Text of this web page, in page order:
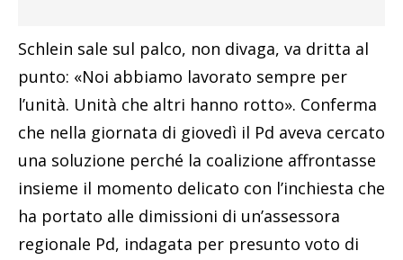
Schlein sale sul palco, non divaga, va dritta al
punto: «Noi abbiamo lavorato sempre per
l’unità. Unità che altri hanno rotto». Conferma
che nella giornata di giovedì il Pd aveva cercato
una soluzione perché la coalizione affrontasse
insieme il momento delicato con l’inchiesta che
ha portato alle dimissioni di un’assessora
regionale Pd, indagata per presunto voto di